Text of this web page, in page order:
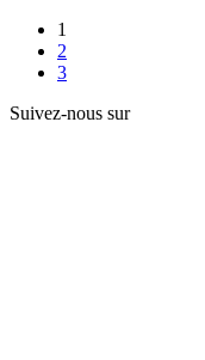
1
2
3
Suivez-nous sur